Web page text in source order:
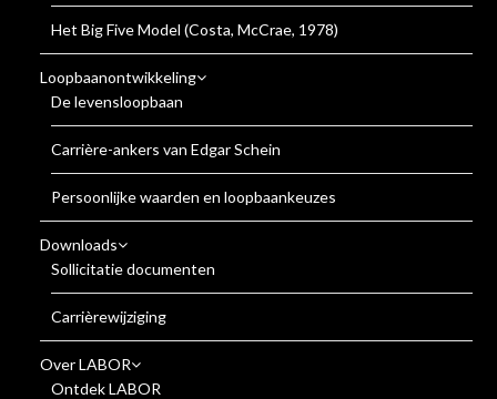
Het Big Five Model (Costa, McCrae, 1978)
Loopbaanontwikkeling
De levensloopbaan
Carrière-ankers van Edgar Schein
Persoonlijke waarden en loopbaankeuzes
Downloads
Sollicitatie documenten
Carrièrewijziging
Over LABOR
Ontdek LABOR